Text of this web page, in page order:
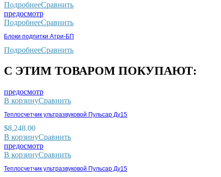
ПодробнееСравнить
предосмотр
ПодробнееСравнить
Блоки подпитки Атри-БП
ПодробнееСравнить
С ЭТИМ ТОВАРОМ ПОКУПАЮТ:
предосмотр
В корзинуСравнить
Теплосчетчик ультразвуковой Пульсар Ду15
$8,248.00
В корзинуСравнить
предосмотр
В корзинуСравнить
Теплосчетчик ультразвуковой Пульсар Ду15